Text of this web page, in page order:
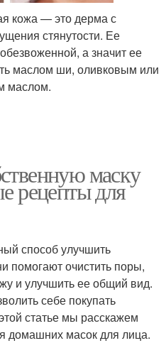
кожа — это дерма с
стянутости. Ее
а значит ее
маслом ши, оливковым или
маслом.
маску
рецепты для
способ улучшить
помогают очистить поры,
и улучшить ее общий вид.
себе покупать
статье мы расскажем
домашних масок для лица.